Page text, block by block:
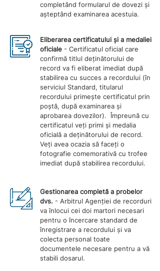
completând formularul de dovezi și
așteptând examinarea acestuia.
Eliberarea certificatului și a medaliei
oficiale - Certificatul oficial care
confirmă titlul deținătorului de
record va fi eliberat imediat după
stabilirea cu succes a recordului (în
serviciul Standard, titularul
recordului primește certificatul prin
poștă, după examinarea și
aprobarea dovezilor). Împreună cu
certificatul veți primi și medalia
oficială a deținătorului de record.
Veți avea ocazia să faceți o
fotografie comemorativă cu trofee
imediat după stabilirea recordului.
Gestionarea completă a probelor
dvs. - Arbitrul Agenției de recorduri
va înlocui cei doi martori necesari
pentru o încercare standard de
înregistrare a recordului și va
colecta personal toate
documentele necesare pentru a vă
stabili dosarul.